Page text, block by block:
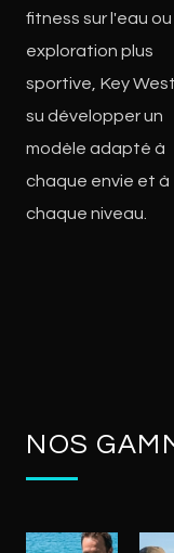
fitness sur l'eau ou
exploration plus
sportive, Key
su développer un
modèle adapté à
chaque envie et à
chaque niveau.
NOS